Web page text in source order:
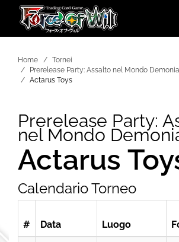
Home
Tornei
Prerelease Party: Assalto nel Mondo
Actarus Toys
Prerelease Party:
nel Mondo
Actarus
Calendario Torneo
# Data Luogo